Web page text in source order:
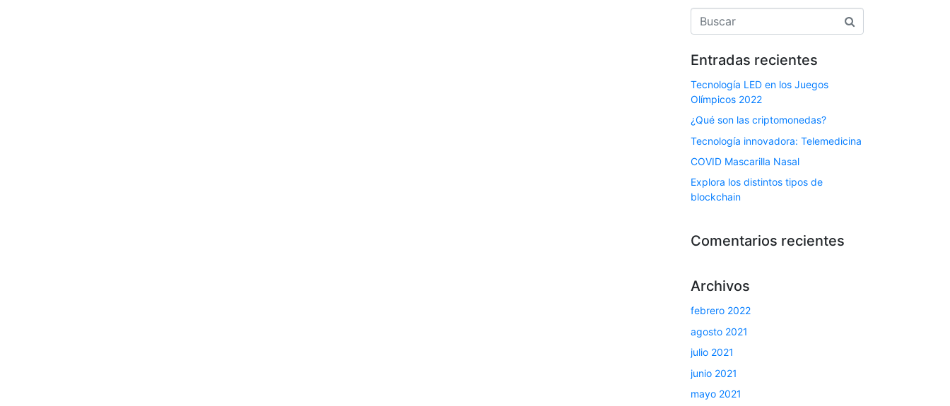
Entradas recientes
Tecnología LED en los Juegos
Olímpicos 2022
¿Qué son las criptomonedas?
Tecnología innovadora: Telemedicina
COVID Mascarilla Nasal
Explora los distintos tipos de
blockchain
Comentarios recientes
Archivos
febrero 2022
agosto 2021
julio 2021
junio 2021
mayo 2021